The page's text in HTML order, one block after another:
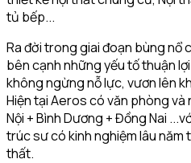
tủ bếp...
Ra đời trong giai đoạn bùng nổ
bên cạnh những yếu tố thuận
không ngừng nỗ lực, vươn lên
Hiện tại Aeros có văn phòng và
Nội + Bình Dương + Đồng Nai
trúc sư có kinh nghiệm lâu
thất.